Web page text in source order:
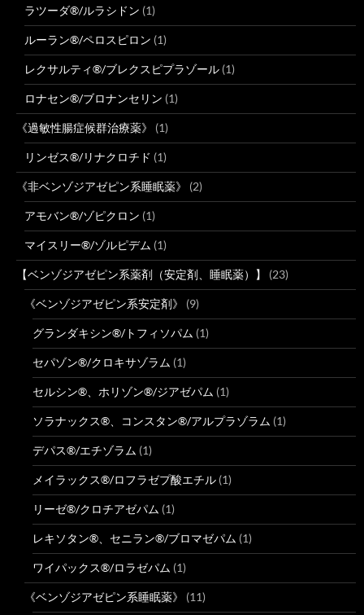
ラツーダ®/ルラシドン (1)
ルーラン®/ペロスピロン (1)
レクサルティ®/ブレクスピプラゾール (1)
ロナセン®/ブロナンセリン (1)
《過敏性腸症候群治療薬》 (1)
リンゼス®/リナクロチド (1)
《非ベンゾジアゼピン系睡眠薬》 (2)
アモバン®/ゾピクロン (1)
マイスリー®/ゾルピデム (1)
【ベンゾジアゼピン系薬剤（安定剤、睡眠薬）】 (23)
《ベンゾジアゼピン系安定剤》 (9)
グランダキシン®/トフィソパム (1)
セパゾン®/クロキサゾラム (1)
セルシン®、ホリゾン®/ジアゼパム (1)
ソラナックス®、コンスタン®/アルプラゾラム (1)
デパス®/エチゾラム (1)
メイラックス®/ロフラゼプ酸エチル (1)
リーゼ®/クロチアゼパム (1)
レキソタン®、セニラン®/ブロマゼパム (1)
ワイパックス®/ロラゼパム (1)
《ベンゾジアゼピン系睡眠薬》 (11)